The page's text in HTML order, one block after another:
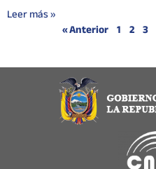
Leer más »
« Anterior 1 2 3